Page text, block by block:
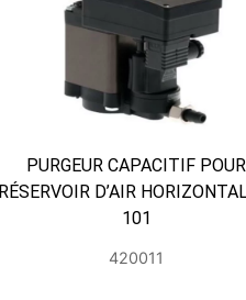
PURGEUR CAPACITIF POUR
RÉSERVOIR D’AIR
101
420011